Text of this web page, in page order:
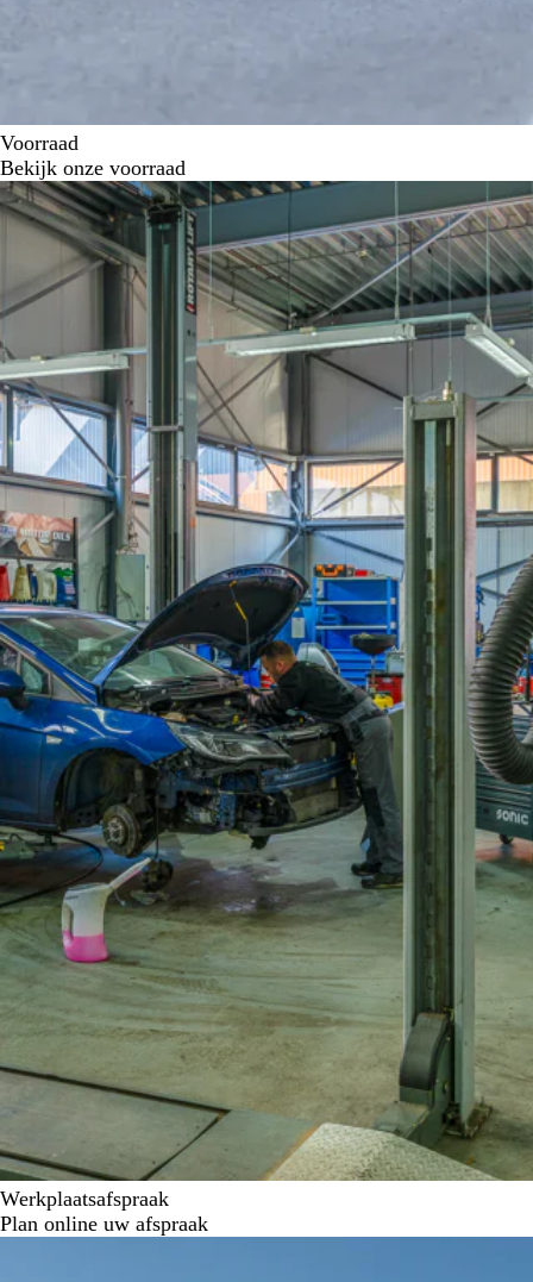
Voorraad
Bekijk onze voorraad
Werkplaatsafspraak
Plan online uw afspraak